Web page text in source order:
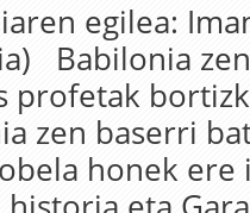
egilea:
Babilonia
profetak
zen baserri
honek ere